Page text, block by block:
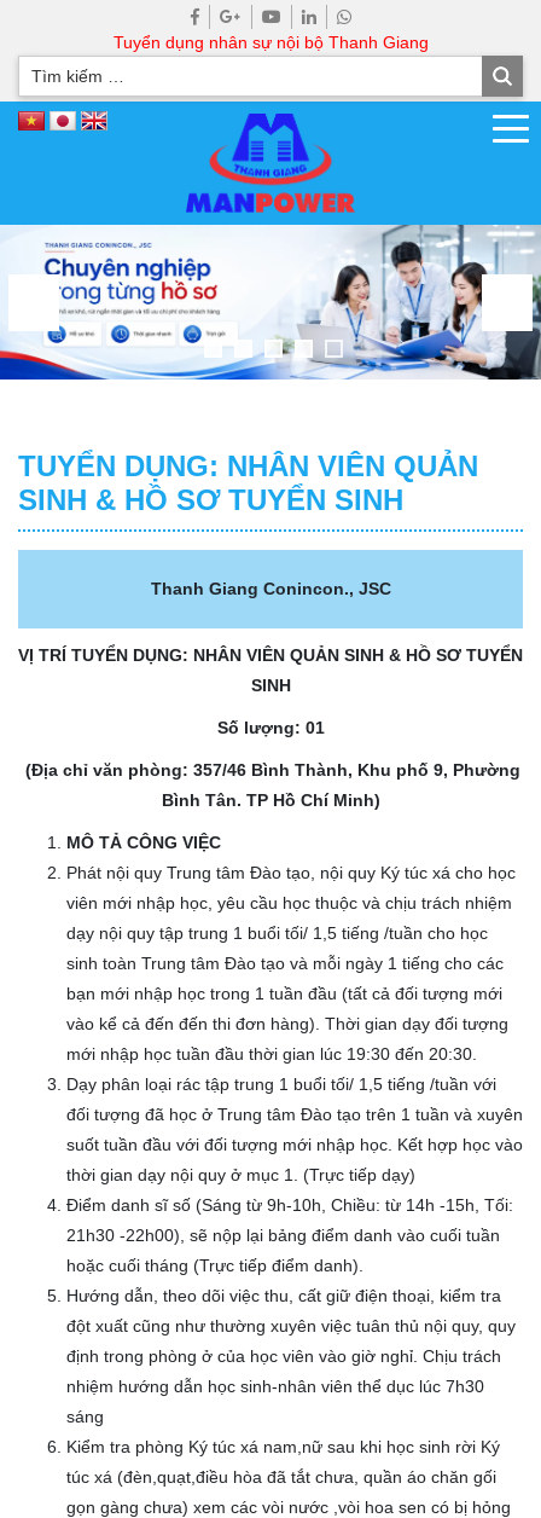
Tuyển dụng nhân sự nội bộ Thanh Giang
TUYỂN DỤNG: NHÂN VIÊN QUẢN
SINH & HỒ SƠ TUYỂN SINH
Thanh Giang Conincon., JSC
VỊ TRÍ TUYỂN DỤNG: NHÂN VIÊN QUẢN SINH & HỒ SƠ TUYỂN
SINH
Số lượng: 01
(Địa chỉ văn phòng: 357/46 Bình Thành, Khu phố 9, Phường
Bình Tân. TP Hồ Chí Minh)
MÔ TẢ CÔNG VIỆC
Phát nội quy Trung tâm Đào tạo, nội quy Ký túc xá cho học
viên mới nhập học, yêu cầu học thuộc và chịu trách nhiệm
dạy nội quy tập trung 1 buổi tối/ 1,5 tiếng /tuần cho học
sinh toàn Trung tâm Đào tạo và mỗi ngày 1 tiếng cho các
bạn mới nhập học trong 1 tuần đầu (tất cả đối tượng mới
vào kể cả đến đến thi đơn hàng). Thời gian dạy đối tượng
mới nhập học tuần đầu thời gian lúc 19:30 đến 20:30.
Dạy phân loại rác tập trung 1 buổi tối/ 1,5 tiếng /tuần với
đối tượng đã học ở Trung tâm Đào tạo trên 1 tuần và xuyên
suốt tuần đầu với đối tượng mới nhập học. Kết hợp học vào
thời gian dạy nội quy ở mục 1. (Trực tiếp dạy)
Điểm danh sĩ số (Sáng từ 9h-10h, Chiều: từ 14h -15h, Tối:
21h30 -22h00), sẽ nộp lại bảng điểm danh vào cuối tuần
hoặc cuối tháng (Trực tiếp điểm danh).
Hướng dẫn, theo dõi việc thu, cất giữ điện thoại, kiểm tra
đột xuất cũng như thường xuyên việc tuân thủ nội quy, quy
định trong phòng ở của học viên vào giờ nghỉ. Chịu trách
nhiệm hướng dẫn học sinh-nhân viên thể dục lúc 7h30
sáng
Kiểm tra phòng Ký túc xá nam,nữ sau khi học sinh rời Ký
túc xá (đèn,quạt,điều hòa đã tắt chưa, quần áo chăn gối
gọn gàng chưa) xem các vòi nước ,vòi hoa sen có bị hỏng